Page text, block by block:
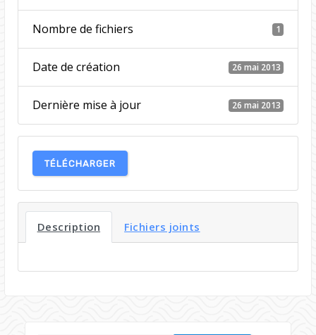
Nombre de fichiers 1
Date de création 26 mai 2013
Dernière mise à jour 26 mai 2013
TÉLÉCHARGER
Description Fichiers joints